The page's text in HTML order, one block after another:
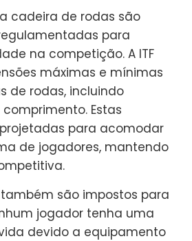
cadeira de rodas são
para
na competição. A ITF
máximas e mínimas
de rodas, incluindo
Estas
para acomodar
de jogadores, mantendo
são impostos para
jogador tenha uma
devido a equipamento